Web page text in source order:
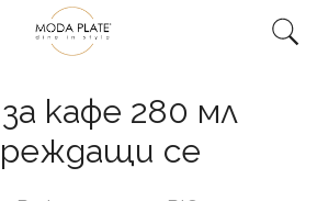
кафе 280 мл
се